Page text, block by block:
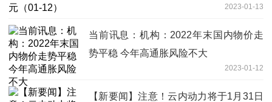
2023-01-13
当前讯息：机构：2022年末国内物价走
势平稳 今年高通胀风险不大
2023-01-12
【新要闻】注意！云内动力将于1月31日